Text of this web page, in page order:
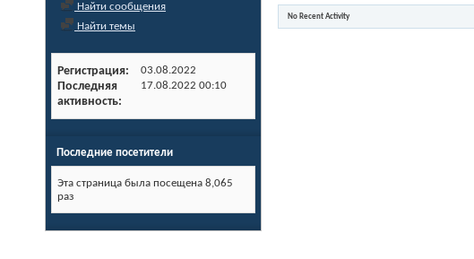
Найти сообщения
Найти темы
Регистрация 03.08.2022
Последняя
активность
17.08.2022 00:10
Последние посетители
Эта страница была посещена 8,065
раз
No Recent Activity